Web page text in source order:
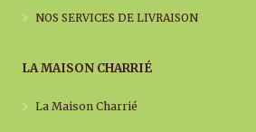
NOS SERVICES DE LIVRAISON
LA MAISON CHARRIÉ
La Maison Charrié